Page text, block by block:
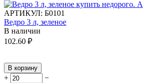
АРТИКУЛ: Б0101
Ведро 3 л, зеленое
В наличии
102.60 ₽
В корзину
+ −